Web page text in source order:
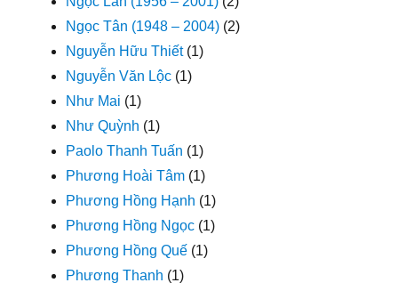
Ngọc Tân (1948 – 2004) (2)
Nguyễn Hữu Thiết(1)
Nguyễn Văn Lộc (1)
Như Mai (1)
Như Quỳnh (1)
Paolo Thanh Tuấn (1)
Phương Hoài Tâm (1)
Phương Hồng Hạnh (1)
Phương Hồng Ngọc (1)
Phương Hồng Quế (1)
Phương Thanh (1)